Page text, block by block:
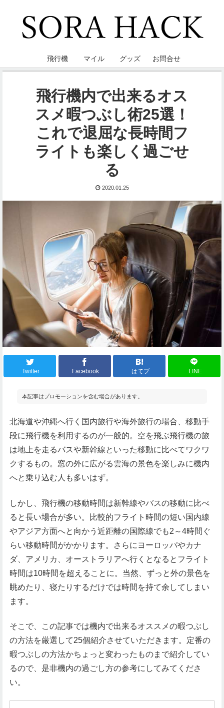
飛行機 マイル グッズ お問合せ
飛行機内で出来るオス
スメ暇つぶし術25選！
これで退屈な長時間フ
ライトも楽しく過ごせ
る
2020.01.25
Twitter Facebook はてブ LINE
本記事はプロモーションを含む場合があります。
北海道や沖縄へ行く国内旅行や海外旅行の場合、移動手
段に飛行機を利用するのが一般的。空を飛ぶ飛行機の旅
は地上を走るバスや新幹線といった移動に比べてワクワ
クするもの。窓の外に広がる雲海の景色を楽しみに機内
へと乗り込む人も多いはず。
しかし、飛行機の移動時間は新幹線やバスの移動に比べ
ると長い場合が多い。比較的フライト時間の短い国内線
やアジア方面へと向かう近距離の国際線でも2～4時間ぐ
らい移動時間がかかります。さらにヨーロッパやカナ
ダ、アメリカ、オーストラリアへ行くとなるとフライト
時間は10時間を超えることに。当然、ずっと外の景色を
眺めたり、寝たりするだけでは時間を持て余してしまい
ます。
そこで、この記事では機内で出来るオススメの暇つぶし
の方法を厳選して25個紹介させていただきます。定番の
暇つぶしの方法かちょっと変わったものまで紹介してい
るので、是非機内の過ごし方の参考にしてみてくださ
い。